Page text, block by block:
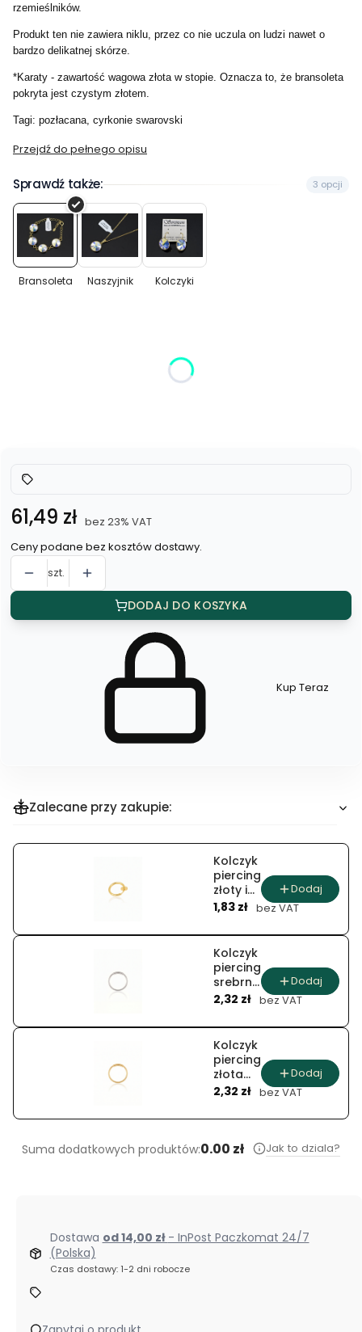
rzemieślników.
Produkt ten nie zawiera niklu, przez co nie uczula on ludzi nawet o
bardzo delikatnej skórze.
*Karaty - zawartość wagowa złota w stopie. Oznacza to, że bransoleta
pokryta jest czystym złotem.
Tagi: pozłacana, cyrkonie swarovski
Przejdź do pełnego opisu
Sprawdź także: 3 opcji
Bransoleta
Bransoleta
Naszyjnik
Naszyjnik
Kolczyki
Kolczyki
Cena
61,49 zł bez 23% VAT
Ceny podane bez kosztów dostawy.
szt.
DODAJ DO KOSZYKA
Szybki
produktu
Bransoleta
Kup Teraz
Zalecane przy zakupie:
Kolczyk
piercing
złoty i
srebrny
Cena
1,83 zł bez VAT
Dodaj
Kolczyk
piercing
srebrna
i złota
Cena
2,32 zł bez VAT
Dodaj
Kolczyk
piercing
złota
obręcz
Cena
2,32 zł bez VAT
Dodaj
Suma dodatkowych produktów:0.00 zł Jak to dziala?
Dostawa od 14,00 zł - InPost Paczkomat 24/7
(Polska)
Czas dostawy: 1-2 dni robocze